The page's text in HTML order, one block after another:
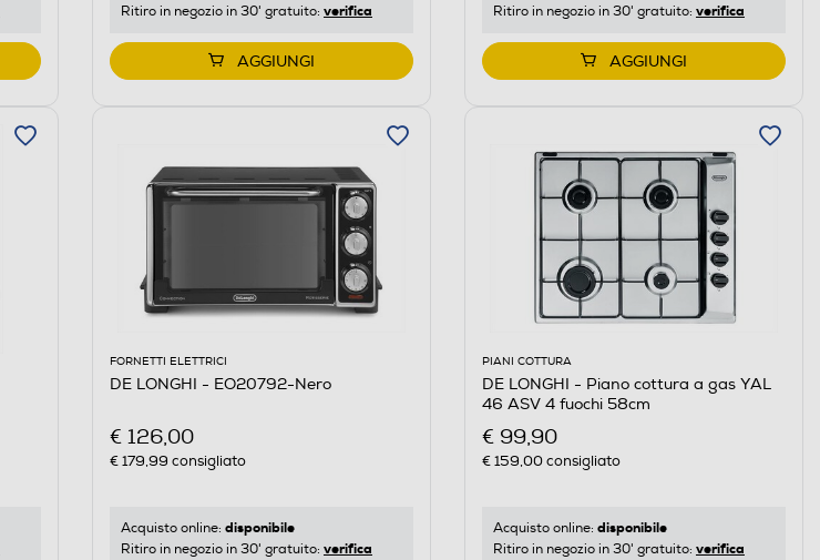
Ritiro in negozio in 30' gratuito: verifica
AGGIUNGI
Ritiro in negozio in 30' gratuito: verifica
AGGIUNGI
FORNETTI ELETTRICI
DE LONGHI - EO20792-Nero
€ 126,00
€ 179,99 consigliato
Acquisto online: disponibile
Ritiro in negozio in 30' gratuito: verifica
PIANI COTTURA
DE LONGHI - Piano cottura a gas YAL
46 ASV 4 fuochi 58cm
€ 99,90
€ 159,00consigliato
Acquisto online: disponibile
Ritiro in negozio in 30' gratuito: verifica